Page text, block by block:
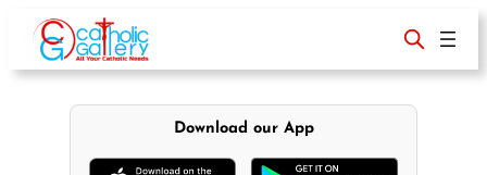
content
Download our App